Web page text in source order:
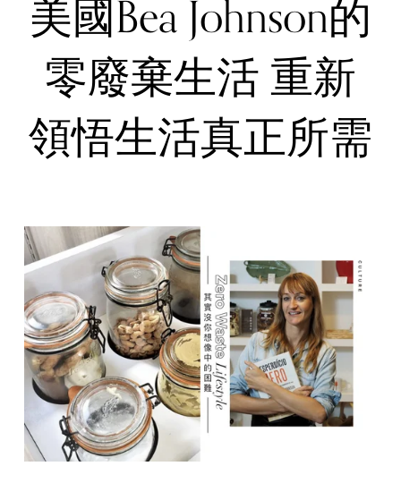
美國Bea Johnson的
零廢棄生活 重新
領悟生活真正所需